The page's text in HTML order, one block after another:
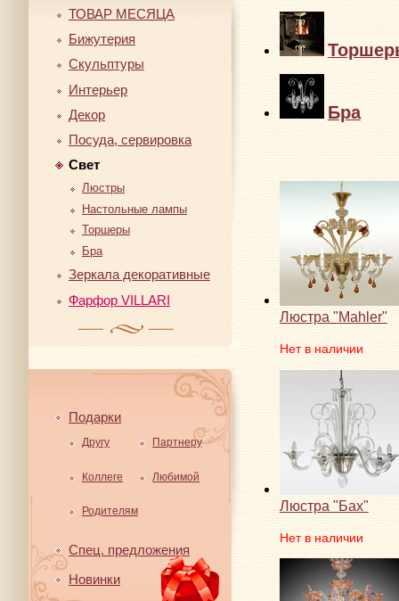
ТОВАР МЕСЯЦА
Бижутерия
Скульптуры
Интерьер
Декор
Посуда, сервировка
Свет
Люстры
Настольные лампы
Торшеры
Бра
Зеркала декоративные
Фарфор VILLARI
Подарки
Другу Партнеру
Коллеге Любимой
Родителям
Спец. предложения
Новинки
Бра
Люстра "Mahler"
Нет в наличии
Люстра "Бах"
Нет в наличии